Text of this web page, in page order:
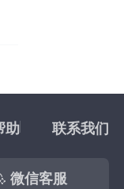
助 联系我们
微信客服